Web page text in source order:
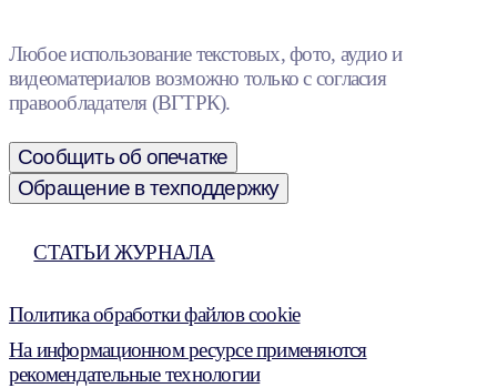
Любое использование текстовых, фото, аудио и
видеоматериалов возможно только с согласия
правообладателя (ВГТРК).
Сообщить об опечатке
Обращение в техподдержку
СТАТЬИ ЖУРНАЛА
Политика обработки файлов cookie
На информационном ресурсе применяются
рекомендательные технологии